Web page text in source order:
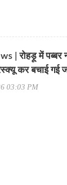
| रोहड़ू में पब्बर
कर बचाई गई
03:03 PM